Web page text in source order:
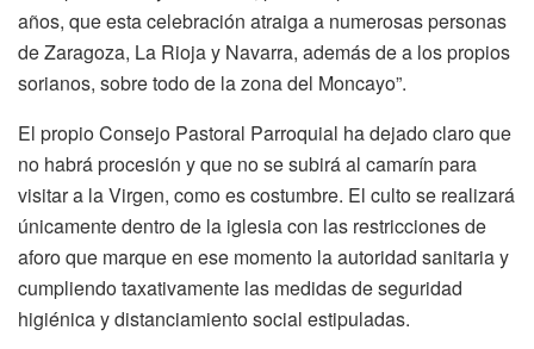
años, que esta celebración atraiga a numerosas personas
de Zaragoza, La Rioja y Navarra, además de a los propios
sorianos, sobre todo de la zona del Moncayo”.
El propio Consejo Pastoral Parroquial ha dejado claro que
no habrá procesión y que no se subirá al camarín para
visitar a la Virgen, como es costumbre. El culto se realizará
únicamente dentro de la iglesia con las restricciones de
aforo que marque en ese momento la autoridad sanitaria y
cumpliendo taxativamente las medidas de seguridad
higiénica y distanciamiento social estipuladas.